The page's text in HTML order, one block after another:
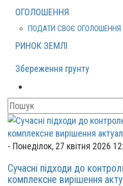
ОГОЛОШЕННЯ
ПОДАТИ СВОЄ ОГОЛОШЕННЯ
РИНОК ЗЕМЛІ
Збереження грунту
- Понеділок, 27 квітня 2026
Сучасні підходи до
комплексне вирішення